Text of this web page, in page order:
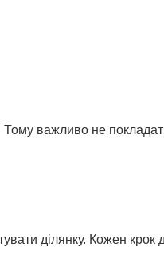
Тому важливо не
ділянку. Кожен крок